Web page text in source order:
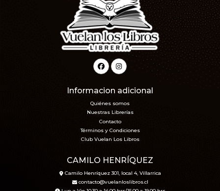
Informacion adicional
Quiénes somos
Nuestras Librerías
Contacto
Términos y Condiciones
Club Vuelan Los Libros
CAMILO HENRÍQUEZ
Camilo Henríquez 301, local 4, Villarrica
contacto@vuelanloslibros.cl